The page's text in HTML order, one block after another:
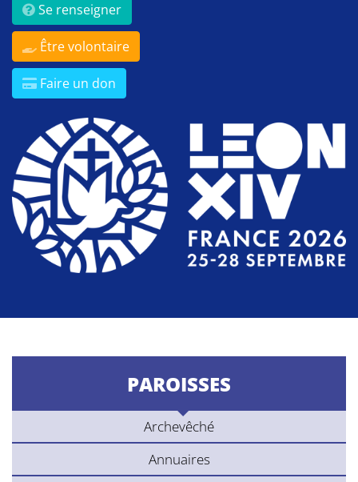
Se renseigner
Être volontaire
Faire un don
PAROISSES
Archevêché
Annuaires